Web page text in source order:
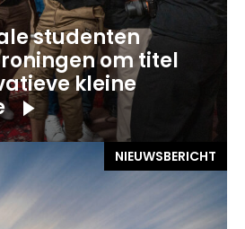
studenten
om titel
kleine
NIEUWSBERICHT